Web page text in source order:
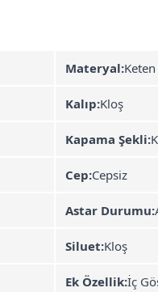
Materyal:Keten
Kalıp:Kloş
Kapama Şekli:
Cep:Cepsiz
Astar Durumu:
Siluet:Kloş
Ek Özellik:İç